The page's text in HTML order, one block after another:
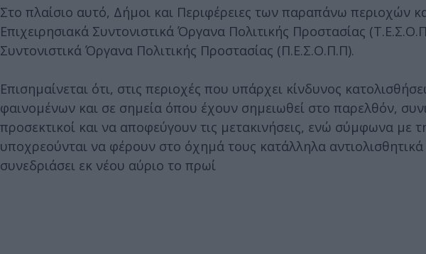
Στο πλαίσιο αυτό, Δήμοι και Περιφέρειες των παραπάνω περιοχών
Επιχειρησιακά Συντονιστικά Όργανα Πολιτικής Προστασίας
Συντονιστικά Όργανα Πολιτικής Προστασίας (Π.Ε.Σ.Ο.Π.Π).
Επισημαίνεται ότι, στις περιοχές που υπάρχει κίνδυνος
φαινομένων και σε σημεία όπου έχουν σημειωθεί στο παρελθόν,
προσεκτικοί και να αποφεύγουν τις μετακινήσεις, ενώ σύμφωνα με
υποχρεούνται να φέρουν στο όχημά τους κατάλληλα
συνεδριάσει εκ νέου αύριο το πρωί